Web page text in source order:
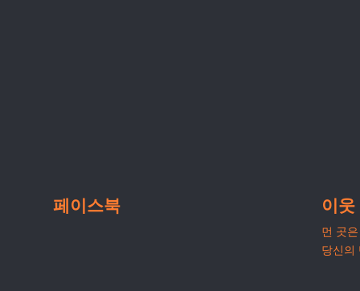
페이스북 이웃
먼 곳
당신의